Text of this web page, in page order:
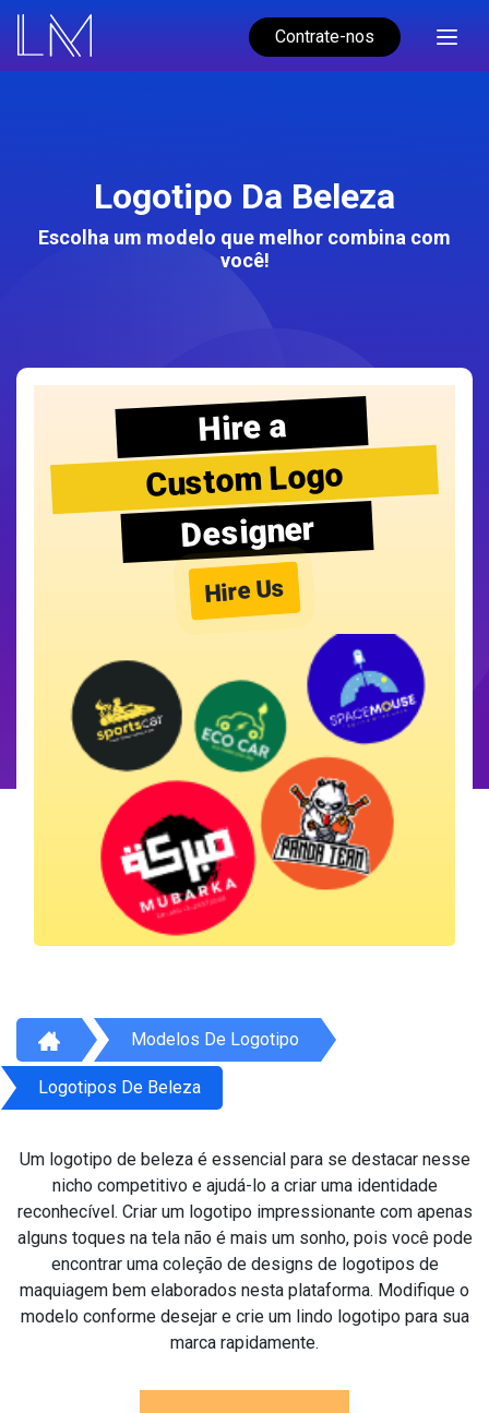
Contrate-nos
Logotipo Da Beleza
Escolha um modelo que melhor combina com
você!
Hire a
Custom Logo
Designer
Hire Us
Modelos De Logotipo
Logotipos De Beleza
Um logotipo de beleza é essencial para se destacar nesse
nicho competitivo e ajudá-lo a criar uma identidade
reconhecível. Criar um logotipo impressionante com apenas
alguns toques na tela não é mais um sonho, pois você pode
encontrar uma coleção de designs de logotipos de
maquiagem bem elaborados nesta plataforma. Modifique o
modelo conforme desejar e crie um lindo logotipo para sua
marca rapidamente.